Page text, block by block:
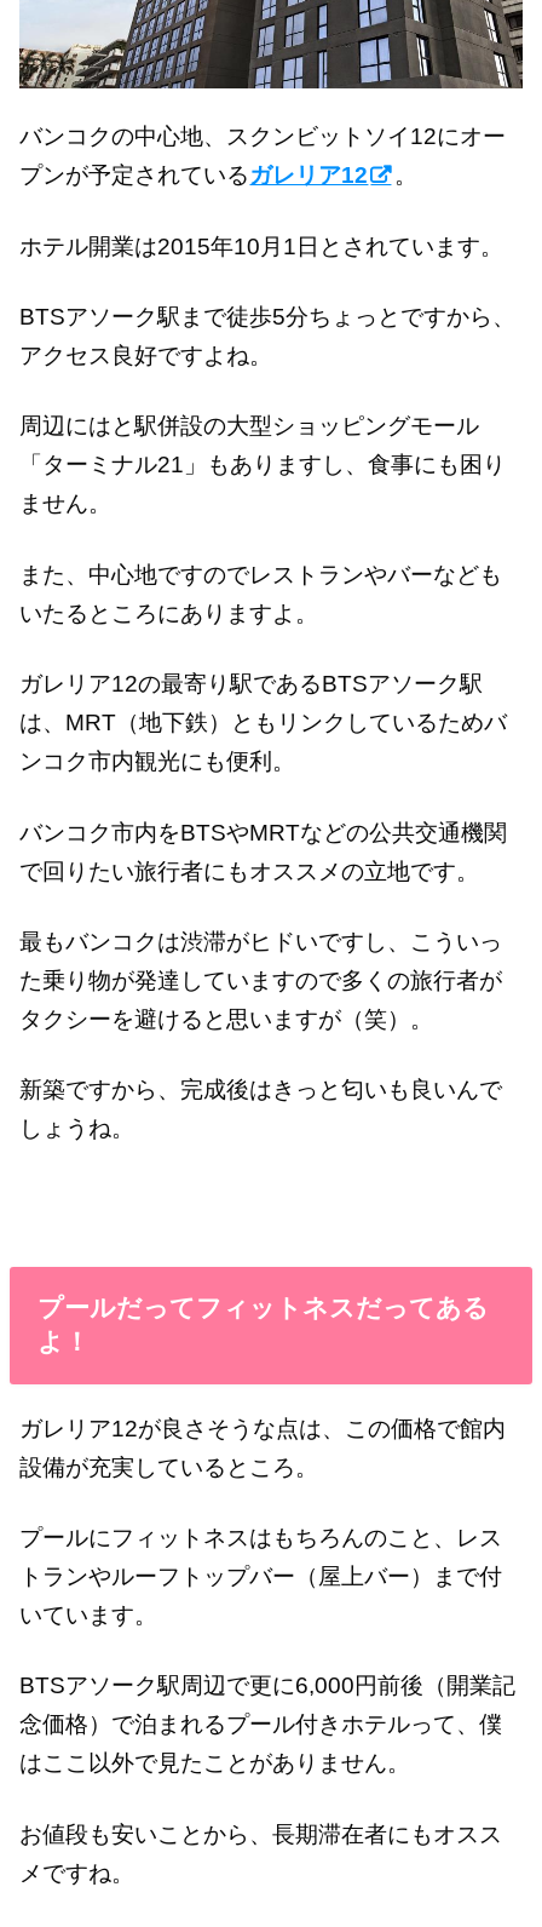
バンコクの中心地、スクンビットソイ12にオー
プンが予定されているガレリア12 。
ホテル開業は2015年10月1日とされています。
BTSアソーク駅まで徒歩5分ちょっとですから、
アクセス良好ですよね。
周辺にはと駅併設の大型ショッピングモール
「ターミナル21」もありますし、食事にも困り
ません。
また、中心地ですのでレストランやバーなども
いたるところにありますよ。
ガレリア12の最寄り駅であるBTSアソーク駅
は、MRT（地下鉄）ともリンクしているためバ
ンコク市内観光にも便利。
バンコク市内をBTSやMRTなどの公共交通機関
で回りたい旅行者にもオススメの立地です。
最もバンコクは渋滞がヒドいですし、こういっ
た乗り物が発達していますので多くの旅行者が
タクシーを避けると思いますが（笑）。
新築ですから、完成後はきっと匂いも良いんで
しょうね。
プールだってフィットネスだってある
よ！
ガレリア12が良さそうな点は、この価格で館内
設備が充実しているところ。
プールにフィットネスはもちろんのこと、レス
トランやルーフトップバー（屋上バー）まで付
いています。
BTSアソーク駅周辺で更に6,000円前後（開業記
念価格）で泊まれるプール付きホテルって、僕
はここ以外で見たことがありません。
お値段も安いことから、長期滞在者にもオスス
メですね。